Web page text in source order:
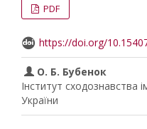
PDF
https://doi.org/
О. Б. Бубенок
Інститут
України